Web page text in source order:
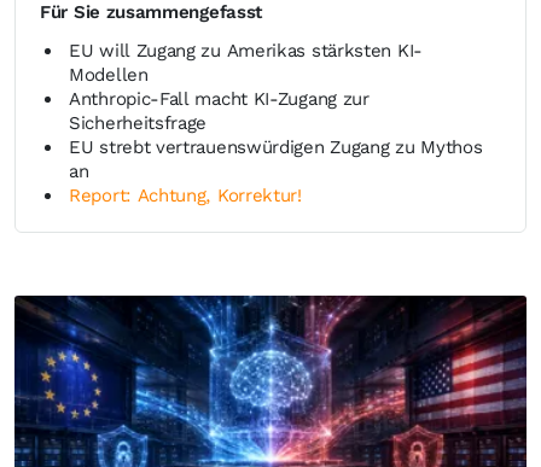
Für Sie zusammengefasst
EU will Zugang zu Amerikas stärksten KI-
Modellen
Anthropic-Fall macht KI-Zugang zur
Sicherheitsfrage
EU strebt vertrauenswürdigen Zugang zu Mythos
an
Report: Achtung, Korrektur!